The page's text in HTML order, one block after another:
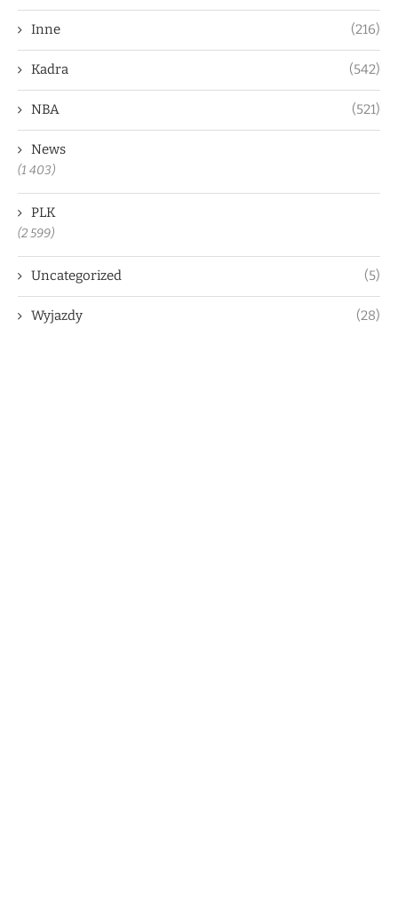
Inne (216)
Kadra (542)
NBA (521)
News
(1 403)
PLK
(2 599)
Uncategorized (5)
Wyjazdy (28)